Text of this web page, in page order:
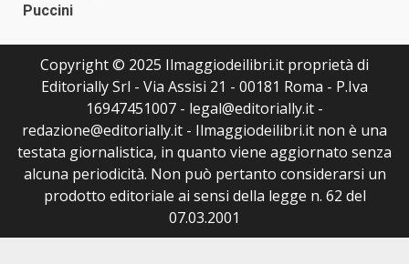
Puccini
Copyright © 2025 Ilmaggiodeilibri.it proprietà di
Editorially Srl - Via Assisi 21 - 00181 Roma - P.Iva
16947451007 - legal@editorially.it -
redazione@editorially.it - Ilmaggiodeilibri.it non è una
testata giornalistica, in quanto viene aggiornato senza
alcuna periodicità. Non può pertanto considerarsi un
prodotto editoriale ai sensi della legge n. 62 del
07.03.2001